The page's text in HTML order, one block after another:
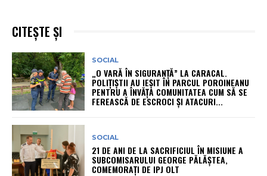
CITEȘTE ȘI
SOCIAL
„O VARĂ ÎN SIGURANȚĂ” LA CARACAL.
POLIȚIȘTII AU IEȘIT ÎN PARCUL POROINEANU
PENTRU A ÎNVĂȚA COMUNITATEA CUM SĂ SE
FEREASCĂ DE ESCROCI ȘI ATACURI...
SOCIAL
21 DE ANI DE LA SACRIFICIUL ÎN MISIUNE A
SUBCOMISARULUI GEORGE PĂLĂȘTEA,
COMEMORAȚI DE IPJ OLT